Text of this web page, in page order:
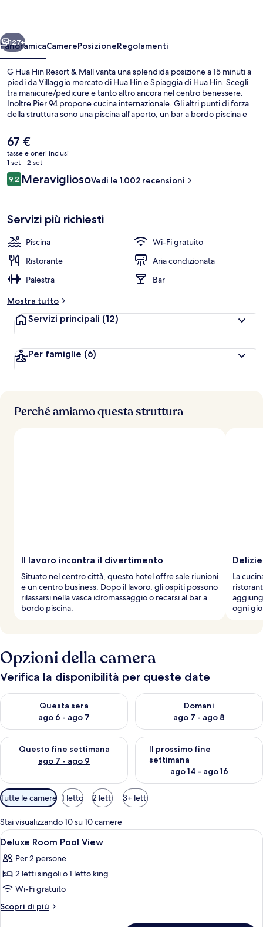
Mall
Avanti
127+
PanoramicaCamerePosizioneRegolamenti
G Hua Hin Resort & Mall vanta una splendida posizione a 15 minuti a
piedi da Villaggio mercato di Hua Hin e Spiaggia di Hua Hin. Scegli
tra manicure/pedicure e tanto altro ancora nel centro benessere.
Inoltre Pier 94 propone cucina internazionale. Gli altri punti di forza
della struttura sono una piscina all'aperto, un bar a bordo piscina e
e la vicinanza ai negozi.
Il
prezzo
attuale
è
67 €
67 €
tasse e oneri inclusi
1 set - 2 set
Recensioni
9,29,2 su 10
MeravigliosoVedi le 1.002 recensioni
Servizi più richiesti
Piscina
Wi-Fi gratuito
Ristorante
Aria condizionata
Palestra
Bar
Mostra tutto
Servizi principali (12)
Per famiglie (6)
Perché amiamo questa struttura
Il lavoro incontra il divertimento
Situato nel centro città, questo hotel offre sale riunioni
e un centro business. Dopo il lavoro, gli ospiti possono
rilassarsi nella vasca idromassaggio o recarsi al bar a
bordo piscina.
La
ogni
Opzioni della camera
Verifica la disponibilità per queste date
Questa sera
ago 6 - ago 7
Verifica la disponibilità per questa sera, ago 6 - ago 7
Domani
ago 7 - ago 8
Verifica la disponibilità per
Questo fine settimana
ago 7 - ago 9
Verifica la disponibilità per questo fine settimana, ago 7 - ago
Il prossimo fine
settimana
ago 14 - ago 16
Verifica la disponibilità per il
Filtri
disponibili
per
le
camere
Tutte le camere 1 letto 2 letti 3+ letti
Stai visualizzando 10 su 10 camere
Apri
tutte
le
foto
per
Deluxe
Una camera d'albergo moderna
10
Deluxe Room Pool View
Per 2 persone
2 letti singoli o 1 letto king
Wi-Fi gratuito
Scopri di più
Altri